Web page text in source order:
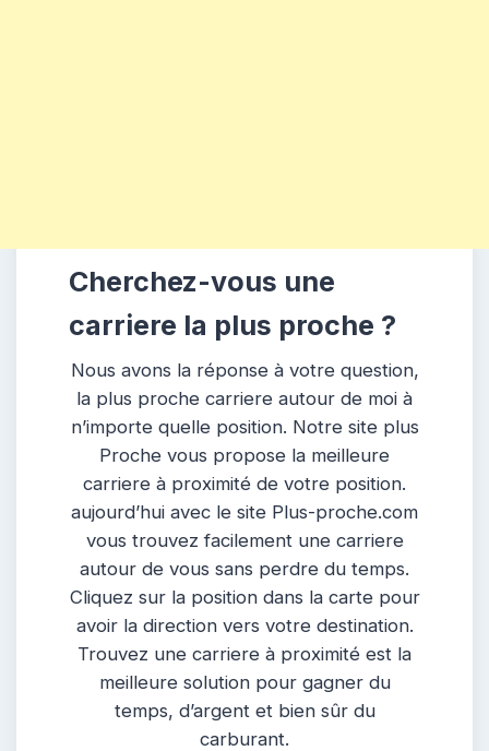
Cherchez-vous une
carriere la plus proche ?
Nous avons la réponse à votre question,
la plus proche carriere autour de moi à
n’importe quelle position. Notre site plus
Proche vous propose la meilleure
carriere à proximité de votre position.
aujourd’hui avec le site Plus-proche.com
vous trouvez facilement une carriere
autour de vous sans perdre du temps.
Cliquez sur la position dans la carte pour
avoir la direction vers votre destination.
Trouvez une carriere à proximité est la
meilleure solution pour gagner du
temps, d’argent et bien sûr du
carburant.